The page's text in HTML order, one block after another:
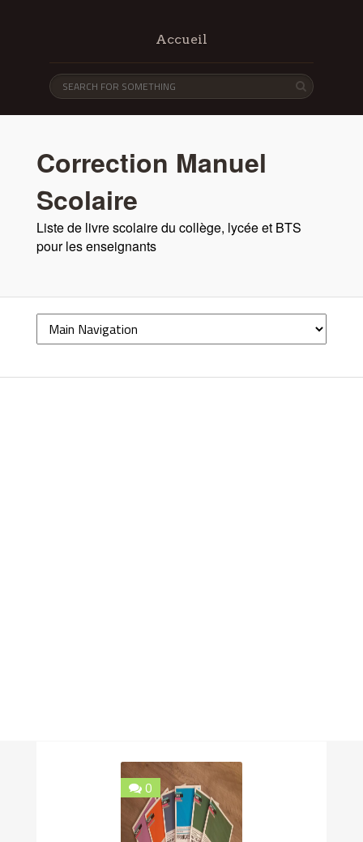
Accueil
Correction Manuel
Scolaire
Liste de livre scolaire du collège, lycée et BTS
pour les enseignants
0